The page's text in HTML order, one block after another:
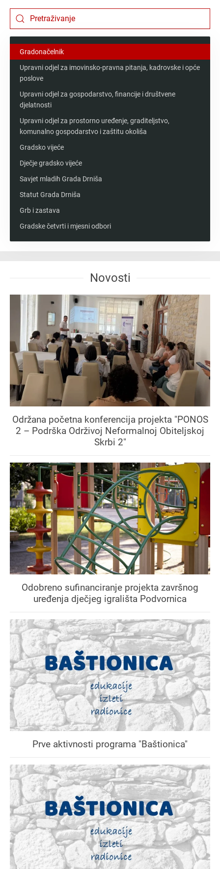
Gradonačelnik
Upravni odjel za imovinsko-pravna pitanja, kadrovske i opće
poslove
Upravni odjel za gospodarstvo, financije i društvene
djelatnosti
Upravni odjel za prostorno uređenje, graditeljstvo,
komunalno gospodarstvo i zaštitu okoliša
Gradsko vijeće
Dječje gradsko vijeće
Savjet mladih Grada Drniša
Statut Grada Drniša
Grb i zastava
Gradske četvrti i mjesni odbori
Novosti
Održana početna konferencija projekta "PONOS
2 – Podrška Održivoj Neformalnoj Obiteljskoj
Skrbi 2"
Odobreno sufinanciranje projekta završnog
uređenja dječjeg igrališta Podvornica
Prve aktivnosti programa "Baštionica"